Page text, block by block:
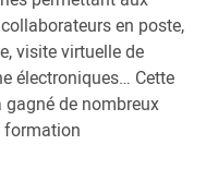
en poste,
visite virtuelle de
électroniques… Cette
gagné de nombreux
formation